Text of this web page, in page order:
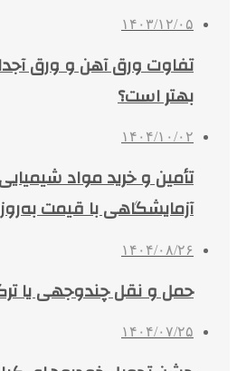
۱۴۰۳/۱۲/۰۵
تفاوت ورق آهن و ورق
بهتر است؟
۱۴۰۴/۱۰/۰۲
تأمین و خرید مواد
آزمایشگاهی با قیمت
۱۴۰۴/۰۸/۲۶
حمل و نقل چندوجهی یا
۱۴۰۴/۰۷/۲۵